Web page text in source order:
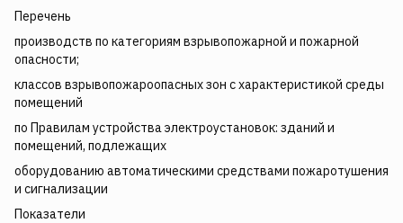
Перечень
производств по категориям взрывопожарной и пожарной
опасности;
классов взрывопожароопасных зон с характеристикой среды
помещений
по Правилам устройства электроустановок: зданий и
помещений, подлежащих
оборудованию автоматическими средствами пожаротушения
и сигнализации
Показатели